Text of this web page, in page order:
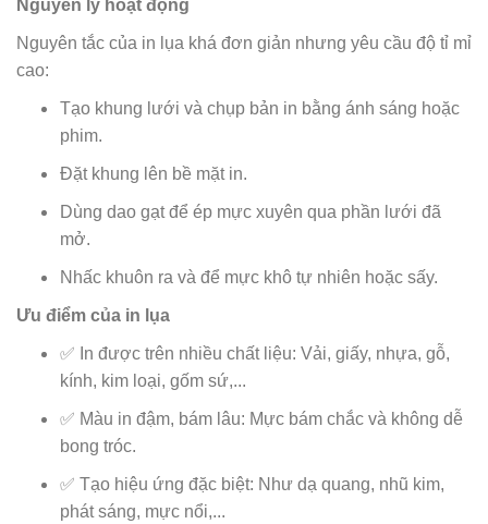
Nguyên lý hoạt động
Nguyên tắc của in lụa khá đơn giản nhưng yêu cầu độ tỉ mỉ
cao:
Tạo khung lưới và chụp bản in bằng ánh sáng hoặc
phim.
Đặt khung lên bề mặt in.
Dùng dao gạt để ép mực xuyên qua phần lưới đã
mở.
Nhấc khuôn ra và để mực khô tự nhiên hoặc sấy.
Ưu điểm của in lụa
✅ In được trên nhiều chất liệu: Vải, giấy, nhựa, gỗ,
kính, kim loại, gốm sứ,...
✅ Màu in đậm, bám lâu: Mực bám chắc và không dễ
bong tróc.
✅ Tạo hiệu ứng đặc biệt: Như dạ quang, nhũ kim,
phát sáng, mực nổi,...